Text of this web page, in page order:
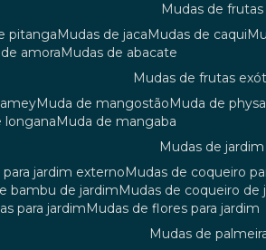
mudas de frutas
pitanga mudas de jaca mudas de caqui
de amora
mudas de abacate
mudas de frutas
muda de mangostão muda de
longana
muda de mangaba
mudas de jardim
para jardim externo mudas de coqueiro
bambu de jardim mudas de coqueiro de
para jardim
mudas de flores para jardim
mudas de